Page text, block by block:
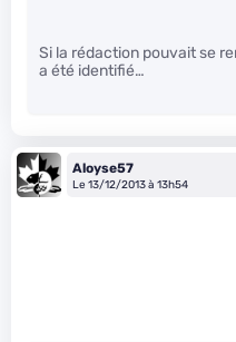
Si la rédaction pouvait se
a été identifié…
Aloyse57
Le 13/12/2013 à 13h54